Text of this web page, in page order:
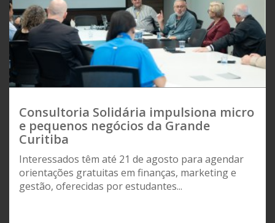
Consultoria Solidária impulsiona micro
e pequenos negócios da Grande
Curitiba
Interessados têm até 21 de agosto para agendar
orientações gratuitas em finanças, marketing e
gestão, oferecidas por estudantes...